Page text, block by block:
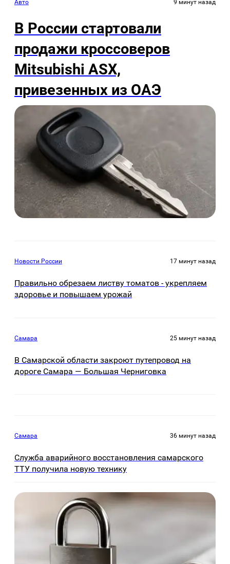
Авто 9 минут назад
В России стартовали
продажи кроссоверов
Mitsubishi ASX,
привезенных из ОАЭ
Новости России 17 минут назад
Правильно обрезаем листву томатов - укрепляем
здоровье и повышаем урожай
Самара 25 минут назад
В Самарской области закроют путепровод на
дороге Самара — Большая Черниговка
Самара 36 минут назад
Служба аварийного восстановления самарского
ТТУ получила новую технику